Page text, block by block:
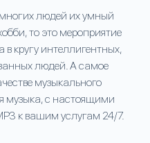
людей их умный
то это мероприятие
кругу интеллигентных,
людей. А самое
музыкального
музыка, с настоящими
к вашим услугам 24/7.